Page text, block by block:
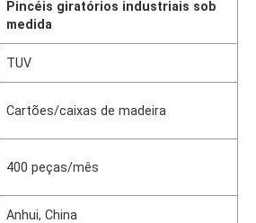
Pincéis giratórios industriais sob
medida
TUV
Cartões/caixas de madeira
400 peças/mês
Anhui, China